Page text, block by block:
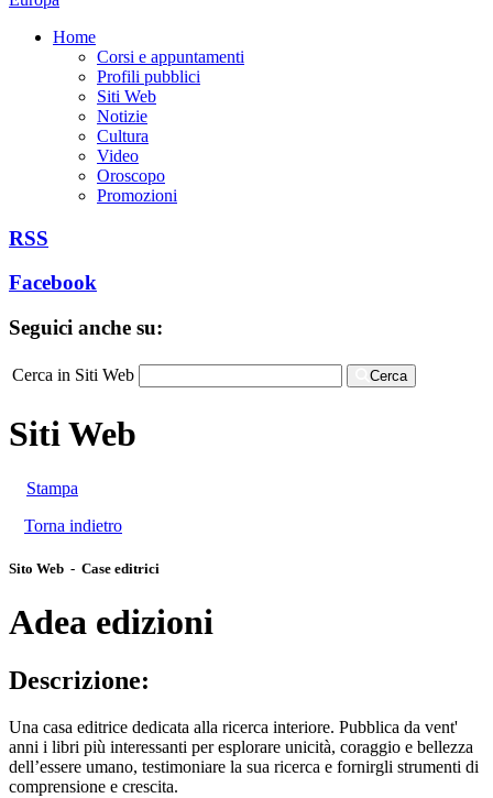
Home
Corsi e appuntamenti
Profili pubblici
Siti Web
Notizie
Cultura
Video
Oroscopo
Promozioni
RSS
Facebook
Seguici anche su:
Cerca in Siti Web Cerca
Siti Web
Stampa
Torna indietro
Sito Web - Case editrici
Adea edizioni
Descrizione:
Una casa editrice dedicata alla ricerca interiore. Pubblica da vent'
anni i libri più interessanti per esplorare unicità, coraggio e bellezza
dell’essere umano, testimoniare la sua ricerca e fornirgli strumenti di
comprensione e crescita.